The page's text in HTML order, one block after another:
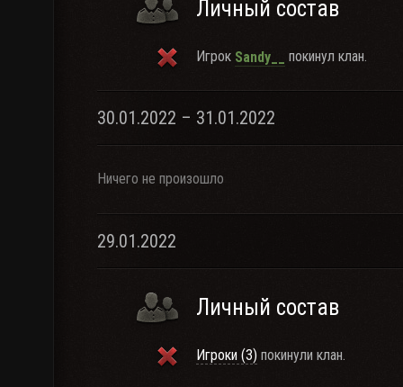
Личный состав
Игрок Sandy__ покинул клан.
30.01.2022 – 31.01.2022
Ничего не произошло
29.01.2022
Личный состав
Игроки (3) покинули клан.